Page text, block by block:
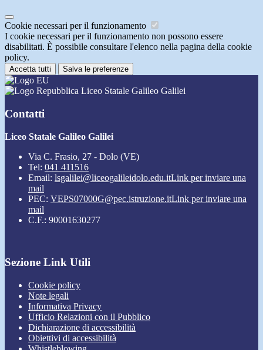
Cookie necessari per il funzionamento
I cookie necessari per il funzionamento non possono essere
disabilitati. È possibile consultare l'elenco nella pagina della cookie
policy.
Accetta tutti Salva le preferenze
Liceo Statale Galileo Galilei
Contatti
Liceo Statale Galileo Galilei
Via C. Frasio, 27 - Dolo (VE)
Tel: 041 411516
Email: lsgalilei@liceogalileidolo.edu.itLink per inviare una
mail
PEC: VEPS07000G@pec.istruzione.itLink per inviare una
mail
C.F.: 90001630277
Sezione Link Utili
Cookie policy
Note legali
Informativa Privacy
Ufficio Relazioni con il Pubblico
Dichiarazione di accessibilità
Obiettivi di accessibilità